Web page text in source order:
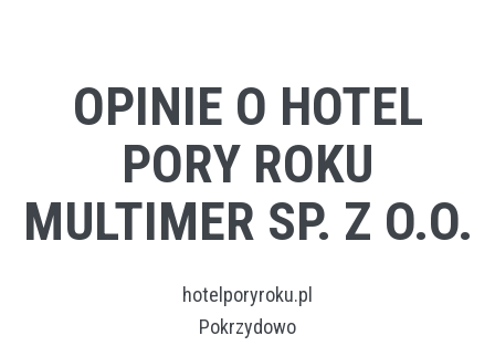
OPINIE O HOTEL
PORY ROKU
MULTIMER SP. Z O.O.
hotelporyroku.pl
Pokrzydowo